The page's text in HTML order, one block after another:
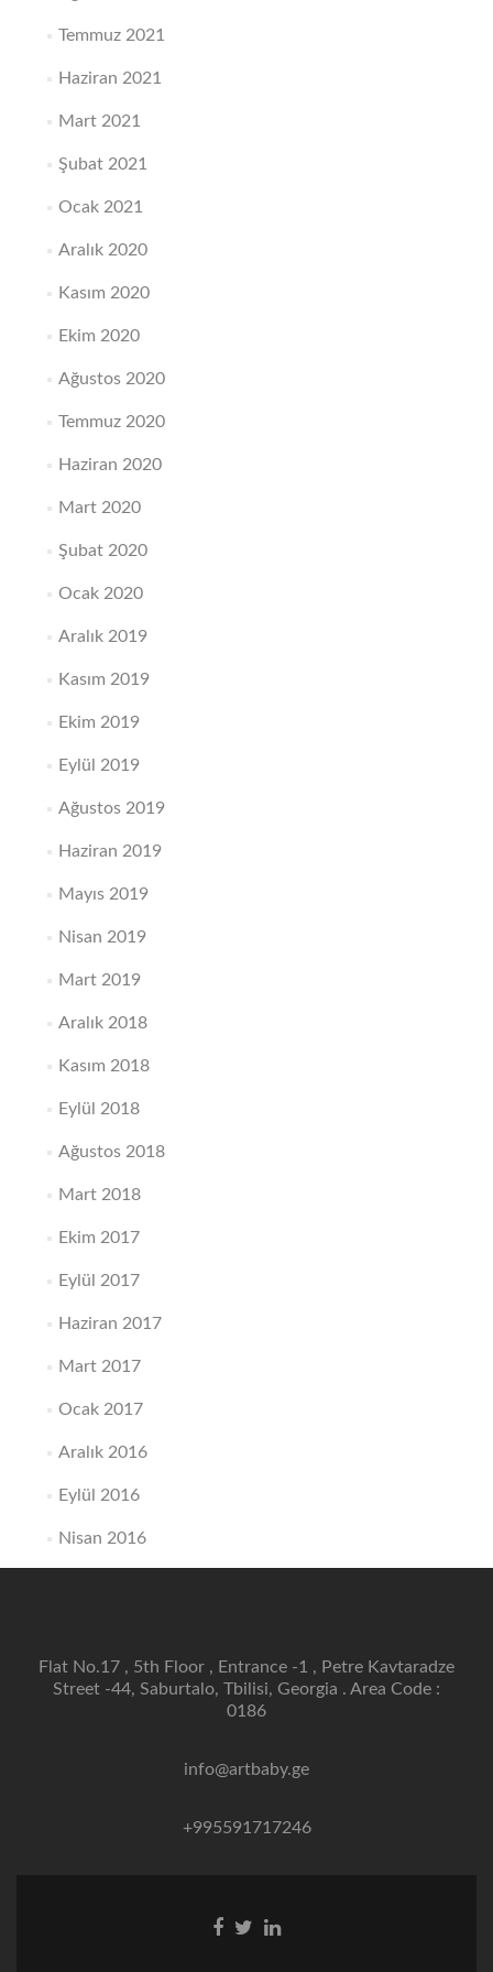
Temmuz 2021
Haziran 2021
Mart 2021
Şubat 2021
Ocak 2021
Aralık 2020
Kasım 2020
Ekim 2020
Ağustos 2020
Temmuz 2020
Haziran 2020
Mart 2020
Şubat 2020
Ocak 2020
Aralık 2019
Kasım 2019
Ekim 2019
Eylül 2019
Ağustos 2019
Haziran 2019
Mayıs 2019
Nisan 2019
Mart 2019
Aralık 2018
Kasım 2018
Eylül 2018
Ağustos 2018
Mart 2018
Ekim 2017
Eylül 2017
Haziran 2017
Mart 2017
Ocak 2017
Aralık 2016
Eylül 2016
Nisan 2016
Flat No.17 , 5th Floor , Entrance -1 , Petre Kavtaradze
Street -44, Saburtalo, Tbilisi, Georgia . Area Code :
0186
info@artbaby.ge
+995591717246
Facebook
TwitterLinkedin